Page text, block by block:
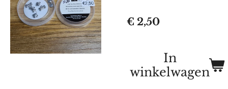
€ 2,50
In
winkelwagen